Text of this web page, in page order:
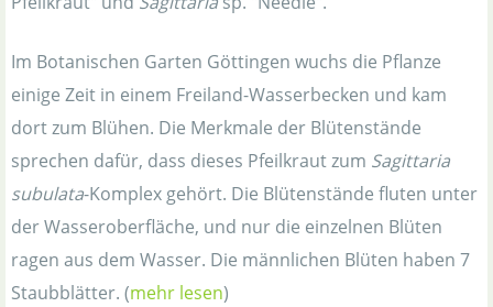
Im Botanischen Garten Göttingen wuchs die Pflanze
einige Zeit in einem Freiland-Wasserbecken und kam
dort zum Blühen. Die Merkmale der Blütenstände
sprechen dafür, dass dieses Pfeilkraut zum Sagittaria
subulata-Komplex gehört. Die Blütenstände fluten unter
der Wasseroberfläche, und nur die einzelnen Blüten
ragen aus dem Wasser. Die männlichen Blüten haben 7
Staubblätter. (mehr lesen)